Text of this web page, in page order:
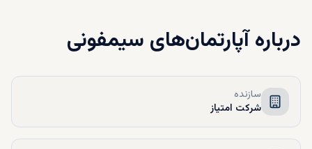
دربارهآپارتمان‌های سیمفونی
سازنده
شرکت امتیاز